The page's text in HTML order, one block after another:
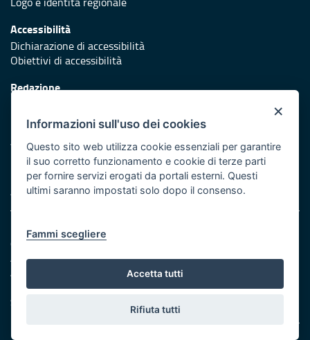
Accessibilità
Dichiarazione di accessibilità
Obiettivi di accessibilità
Redazione
Protezione civile
Vai al sito di Protezione Civile Puglia
Iniziativa finanziata con risorse del POR Puglia 2014/2020 -
Asse XI
Note legali
Cookie e privacy
Amministrazione trasparente
Atti di notifica
Feed RSS
Servizi Intranet
×
Informazioni sull'uso dei cookies
Questo sito web utilizza cookie essenziali per garantire
il suo corretto funzionamento e cookie di terze parti
per fornire servizi erogati da portali esterni. Questi
ultimi saranno impostati solo dopo il consenso.
Fammi scegliere
Accetta tutti
Rifiuta tutti